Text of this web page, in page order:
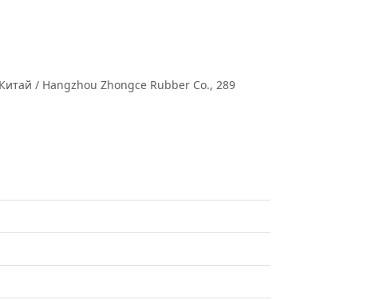
/ Hangzhou Zhongce Rubber Co., 289